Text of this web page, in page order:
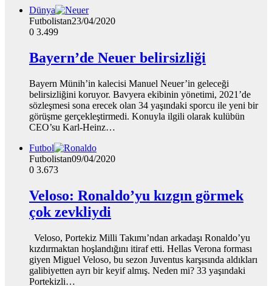
Dünya
Futbolistan23/04/2020
0 3.499
Bayern’de Neuer belirsizliği
Bayern Münih’in kalecisi Manuel Neuer’in geleceği
belirsizliğini koruyor. Bavyera ekibinin yönetimi, 2021’de
sözleşmesi sona erecek olan 34 yaşındaki sporcu ile yeni bir
görüşme gerçekleştirmedi. Konuyla ilgili olarak kulübün
CEO’su Karl-Heinz…
Futbol
Futbolistan09/04/2020
0 3.673
Veloso: Ronaldo’yu kızgın görmek
çok zevkliydi
Veloso, Portekiz Milli Takımı’ndan arkadaşı Ronaldo’yu
kızdırmaktan hoşlandığını itiraf etti. Hellas Verona forması
giyen Miguel Veloso, bu sezon Juventus karşısında aldıkları
galibiyetten ayrı bir keyif almış. Neden mi? 33 yaşındaki
Portekizli…